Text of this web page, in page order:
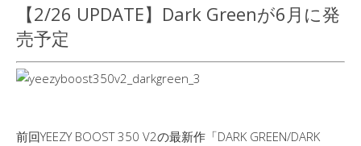
【2/26 UPDATE】Dark Greenが6月に発
売予定
前回YEEZY BOOST 350 V2の最新作「DARK GREEN/DARK